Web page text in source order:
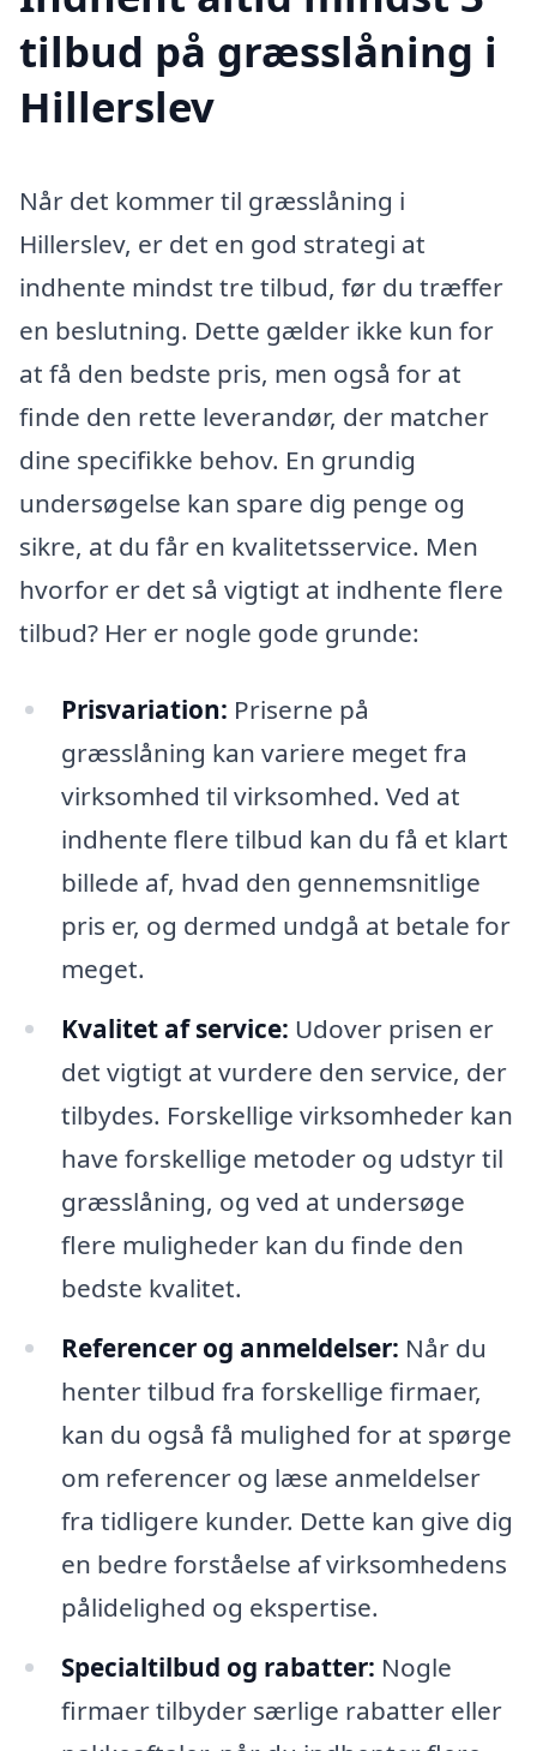
tilbud på græsslåning i
Hillerslev
Når det kommer til græsslåning i
Hillerslev, er det en god strategi at
indhente mindst tre tilbud, før du træffer
en beslutning. Dette gælder ikke kun for
at få den bedste pris, men også for at
finde den rette leverandør, der matcher
dine specifikke behov. En grundig
undersøgelse kan spare dig penge og
sikre, at du får en kvalitetsservice. Men
hvorfor er det så vigtigt at indhente flere
tilbud? Her er nogle gode grunde:
Prisvariation: Priserne på
græsslåning kan variere meget fra
virksomhed til virksomhed. Ved at
indhente flere tilbud kan du få et klart
billede af, hvad den gennemsnitlige
pris er, og dermed undgå at betale for
meget.
Kvalitet af service: Udover prisen er
det vigtigt at vurdere den service, der
tilbydes. Forskellige virksomheder kan
have forskellige metoder og udstyr til
græsslåning, og ved at undersøge
flere muligheder kan du finde den
bedste kvalitet.
Referencer og anmeldelser: Når du
henter tilbud fra forskellige firmaer,
kan du også få mulighed for at spørge
om referencer og læse anmeldelser
fra tidligere kunder. Dette kan give dig
en bedre forståelse af virksomhedens
pålidelighed og ekspertise.
Specialtilbud og rabatter: Nogle
firmaer tilbyder særlige rabatter eller